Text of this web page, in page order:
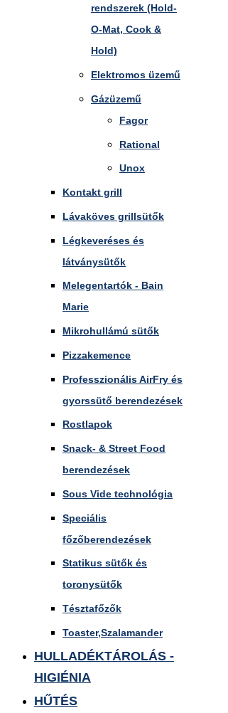
rendszerek (Hold-
O-Mat, Cook &
Hold)
Elektromos üzemű
Gázüzemű
Fagor
Rational
Unox
Kontakt grill
Lávaköves grillsütők
Légkeveréses és
látványsütők
Melegentartók - Bain
Marie
Mikrohullámú sütők
Pizzakemence
Professzionális AirFry és
gyorssütő berendezések
Rostlapok
Snack- & Street Food
berendezések
Sous Vide technológia
Speciális
főzőberendezések
Statikus sütők és
toronysütők
Tésztafőzők
Toaster,Szalamander
HULLADÉKTÁROLÁS -
HIGIÉNIA
HŰTÉS